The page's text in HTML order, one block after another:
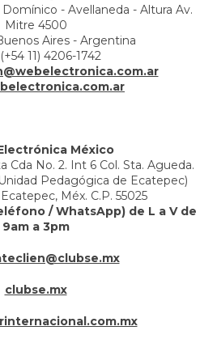
- Avellaneda - Altura Av.
Mitre 4500
Aires - Argentina
(+54 11) 4206-1742
México
Cda No. 2. Int 6 Col. Sta. Agueda.
Pedagógica de Ecatepec)
Méx. C.P. 55025
/ WhatsApp) de L a V de
9am a 3pm
clubse.mx